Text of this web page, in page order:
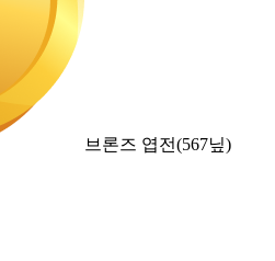
브론즈 엽전(567닢)